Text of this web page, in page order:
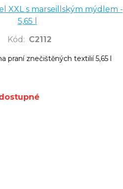
XXL s marseillským mýdlem -
5,65 l
Kód : C2112
praní znečištěných textilií 5,65 l